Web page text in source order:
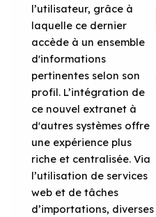
l’utilisateur, grâce à
laquelle ce dernier
accède à un ensemble
d'informations
pertinentes selon son
profil. L’intégration de
ce nouvel extranet à
d'autres systèmes offre
une expérience plus
riche et centralisée. Via
l’utilisation de services
web et de tâches
d’importations, diverses